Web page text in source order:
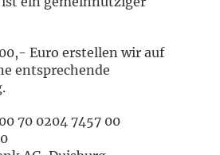
Euro erstellen wir auf
entsprechende
70 0204 7457 00